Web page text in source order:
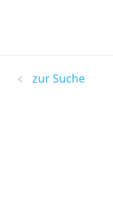
zur Suche